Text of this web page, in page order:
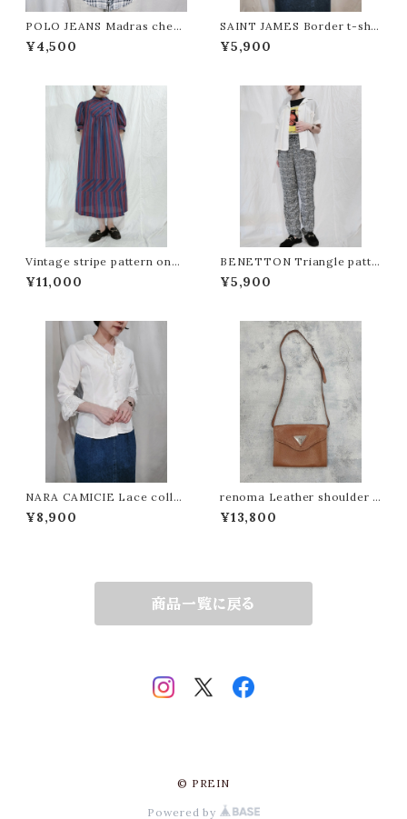
POLO JEANS Madras check
shirt /Made In India [ff-17
6]
¥4,500
SAINT JAMES Border t-shir
t / Made in France[fa-104
6]フランス製セントジェームス ボ
¥5,900
Vintage stripe pattern one-
piece[fa-1057]ヴィンテージ ス
トライプ柄ワンピース
¥11,000
BENETTON Triangle patte
rn easy pants / Made in Ro
mania[m-1575]ルーマニア製
¥5,900
NARA CAMICIE Lace collar
middle sleeve blouse / Mad
e in Italy[fa-1050]イタリア製
¥8,900
renoma Leather shoulder b
ag / Made in France[B-75
0]フランス製レノマ レザーショル
¥13,800
商品一覧に戻る
© PREIN
Powered by